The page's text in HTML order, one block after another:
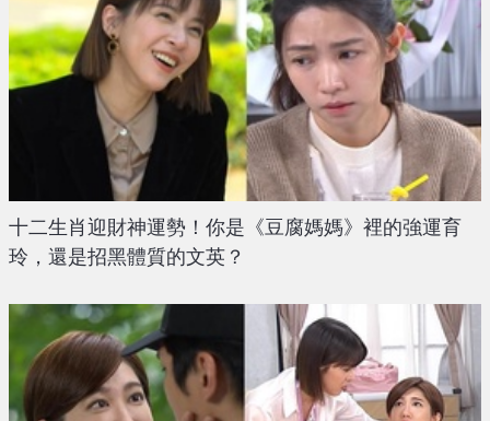
十二生肖迎財神運勢！你是《豆腐媽媽》裡的強運育
玲，還是招黑體質的文英？